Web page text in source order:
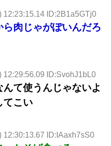
12:23:15.14 ID:2B1a5GTj0
肉じゃがぽいんだろ
12:29:56.09 ID:SvohJ1bL0
て使うんじゃないよ
てこい
12:30:13.67 ID:IAaxh7sS0